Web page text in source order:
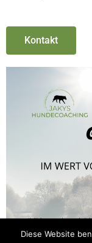
Kontakt
Diese Website